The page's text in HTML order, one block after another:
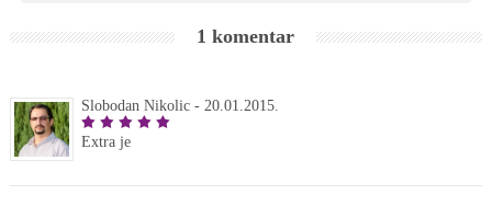
1 komentar
Slobodan Nikolic- 20.01.2015.
Extra je